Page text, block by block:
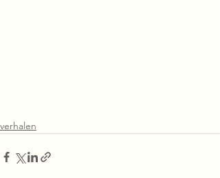
verhalen